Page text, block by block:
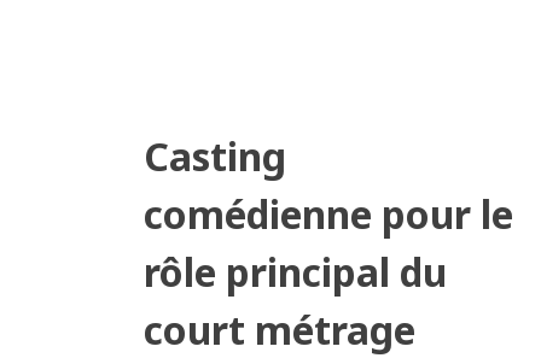
Casting
comédienne pour le
rôle principal du
court métrage